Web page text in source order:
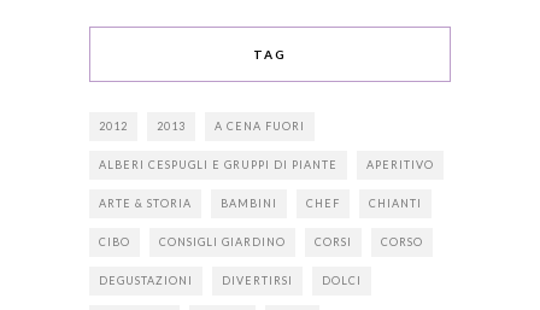
TAG
2012 2013 A CENA FUORI
ALBERI CESPUGLI E GRUPPI DI PIANTE APERITIVO
ARTE & STORIA BAMBINI CHEF CHIANTI
CIBO CONSIGLI GIARDINO CORSI CORSO
DEGUSTAZIONI DIVERTIRSI DOLCI